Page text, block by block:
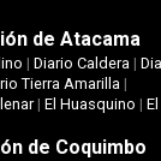
de Atacama
| Diario Caldera|
Tierra Amarilla|
| El Huasquino |
de Coquimbo